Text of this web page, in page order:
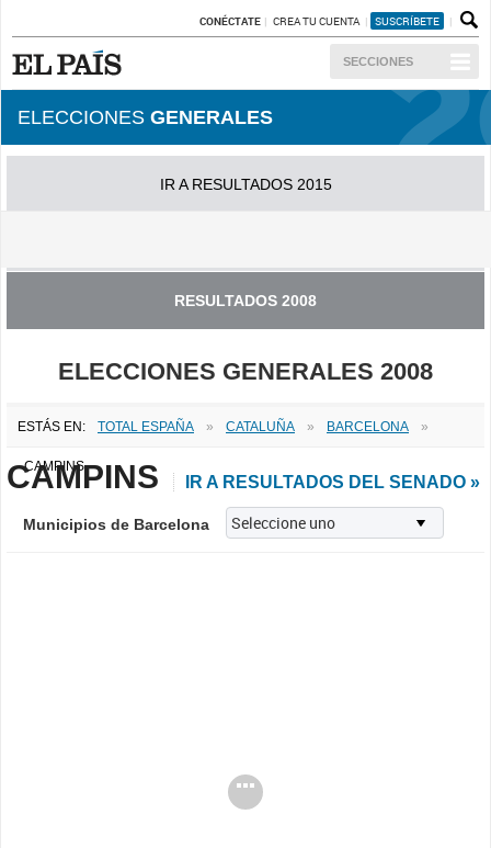
CONÉCTATE CREA TU CUENTA SUSCRÍBETE
SECCIONES
ELECCIONES GENERALES
IR A RESULTADOS 2015
RESULTADOS 2008
ELECCIONES GENERALES 2008
ESTÁS EN: TOTAL ESPAÑA » CATALUÑA » BARCELONA »
CAMPINS
CAMPINS IR A RESULTADOS DEL SENADO »
Municipios de Barcelona